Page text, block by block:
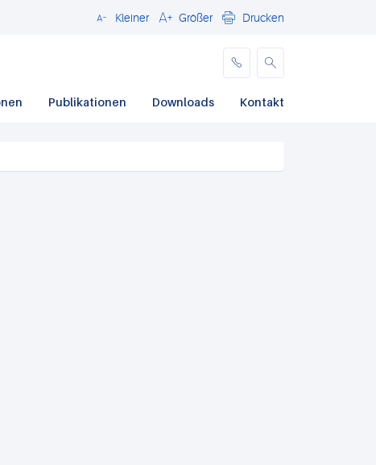
Schließen
Kleiner Größer Drucken
Publikationen Downloads Kontakt